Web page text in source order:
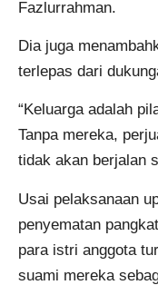
Fazlurrahman.
Dia juga
terlepas dari
“Keluarga adalah
Tanpa mereka,
tidak akan berjalan
Usai pelaksanaan
penyematan
para istri anggota
suami mereka